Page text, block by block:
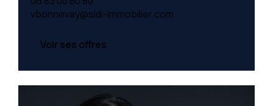
vbonnevay@sldi-immobilier.com
Voir ses offres